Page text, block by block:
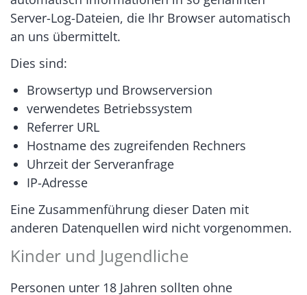
Server-Log-Dateien, die Ihr Browser automatisch
an uns übermittelt.
Dies sind:
Browsertyp und Browserversion
verwendetes Betriebssystem
Referrer URL
Hostname des zugreifenden Rechners
Uhrzeit der Serveranfrage
IP-Adresse
Eine Zusammenführung dieser Daten mit
anderen Datenquellen wird nicht vorgenommen.
Kinder und Jugendliche
Personen unter 18 Jahren sollten ohne